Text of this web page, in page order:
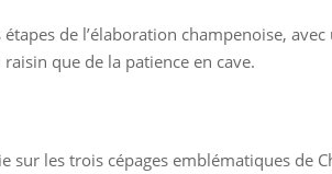
étapes de l’élaboration champenoise,
que de la patience en cave.
sur les trois cépages emblématiques de